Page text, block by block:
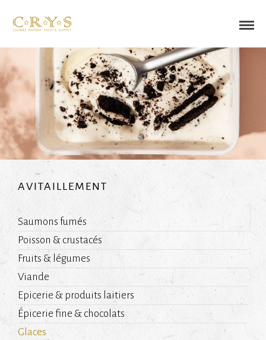
AVITAILLEMENT
Saumons fumés
Poisson & crustacés
Fruits & légumes
Viande
Epicerie & produits laitiers
Épicerie fine & chocolats
Glaces